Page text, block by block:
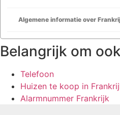
Algemene informatie over
Belangrijk om
Telefoon
Huizen te koop in
Alarmnummer Frankrijk